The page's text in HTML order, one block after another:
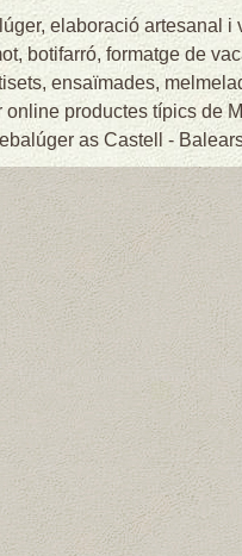
elaboració artesanal i
botifarró, formatge de
ensaïmades,
productes típics de
as Castell -